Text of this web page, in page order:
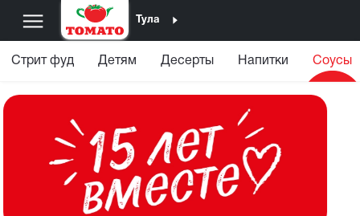
Тула
Стрит фуд Детям Десерты Напитки Соусы